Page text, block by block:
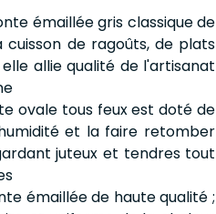
émaillée gris classique de
de ragoûts, de plats
allie qualité de l'artisanat
ovale tous feux est doté de
et la faire retomber
juteux et tendres tout
émaillée de haute qualité ;